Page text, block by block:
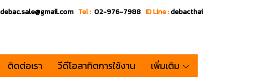
debac.sale@gmail.com Tel : 02-976-7988 ID Line :debacthai
ติดต่อเรา วีดีโอสาทิตการใช้งาน เพิ่มเติม